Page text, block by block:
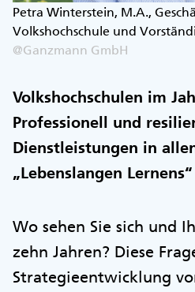
Petra Winterstein, M.A.,
Volkshochschule und
@Ganzmann GmbH
Volkshochschulen im
Professionell und
Dienstleistungen in
„Lebenslangen Lernens“
Wo sehen Sie sich und
zehn Jahren? Diese
Strategieentwicklung